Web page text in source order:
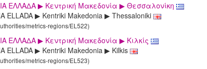
ΕΛΛΑΔΑ ▶ Κεντρική Μακεδονία ▶ Θεσσαλονίκη
ELLADA ▶ Kentriki Makedonia ▶ Thessaloniki
metrics-regions/EL522)
ΕΛΛΑΔΑ ▶ Κεντρική Μακεδονία ▶ Κιλκίς
ELLADA ▶ Kentriki Makedonia ▶ Kilkis
metrics-regions/EL523)